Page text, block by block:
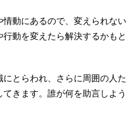
動にあるので、変えられない
動を変えたら解決するかもと
とらわれ、さらに周囲の人た
きます。誰が何を助言しよう